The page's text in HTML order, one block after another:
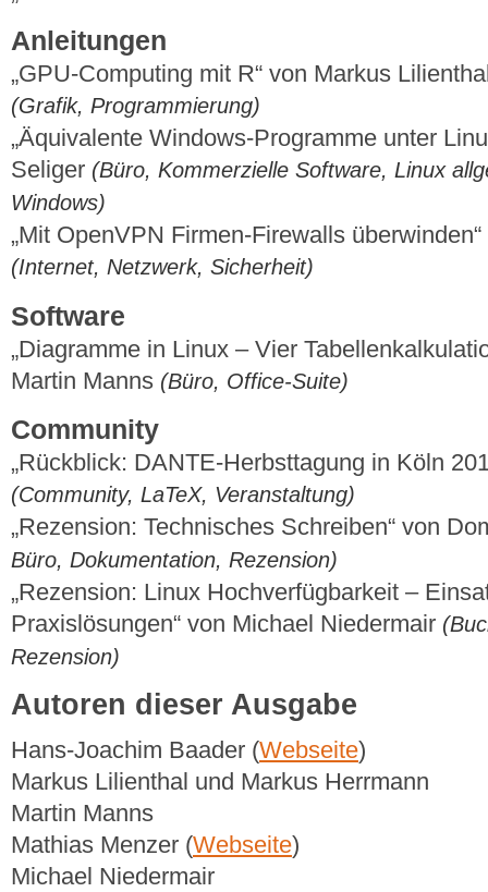
Anleitungen
„GPU-Computing mit R“ von Markus
(Grafik, Programmierung)
„Äquivalente Windows-Programme unter
Seliger (Büro, Kommerzielle Software, Linux
Windows)
„Mit OpenVPN Firmen-Firewalls
(Internet, Netzwerk, Sicherheit)
Software
„Diagramme in Linux – Vier
Martin Manns (Büro, Office-Suite)
Community
„Rückblick: DANTE-Herbsttagung in Köln
(Community, LaTeX, Veranstaltung)
„Rezension: Technisches Schreiben“ von
Büro, Dokumentation, Rezension)
„Rezension: Linux Hochverfügbarkeit –
Praxislösungen“ von Michael Niedermair
Rezension)
Autoren dieser Ausgabe
Hans-Joachim Baader (Webseite)
Markus Lilienthal und Markus Herrmann
Martin Manns
Mathias Menzer (Webseite)
Michael Niedermair